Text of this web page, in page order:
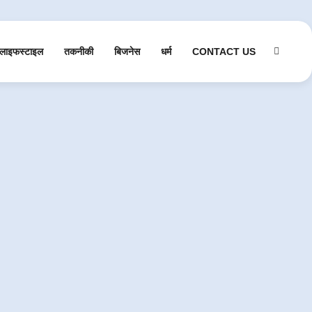
लाइफस्टाइल तकनीकी बिजनेस धर्म CONTACT US